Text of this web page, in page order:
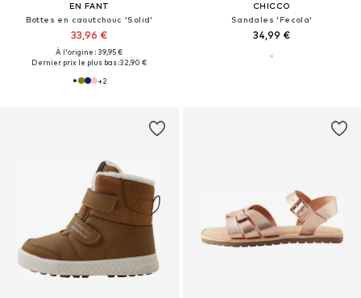
EN FANT
Bottes en caoutchouc 'Solid'
33,96 €
À l'origine : 39,95 €
Dernier prix le plus bas :32,90 €
+2
CHICCO
Sandales 'Fecola'
34,99 €